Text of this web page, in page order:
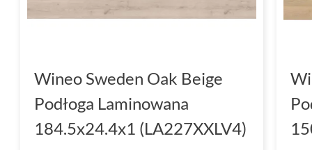
Wineo Sweden Oak Beige
Podłoga Laminowana
184.5x24.4x1 (LA227XXLV4)